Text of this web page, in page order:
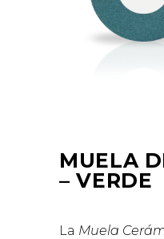
MUELA
– VERDE
La Muela